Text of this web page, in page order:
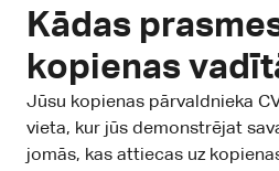
Kādas
kopienas
Jūsu kopienas pārvaldnieka
vieta, kur jūs demonstrējat
jomās, kas attiecas uz